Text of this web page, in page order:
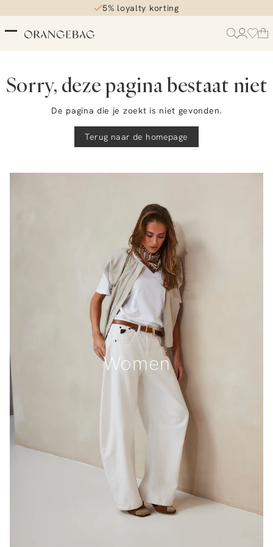
5% loyalty korting
Sorry, deze pagina bestaat niet
De pagina die je zoekt is niet gevonden.
Terug naar de homepage
Women